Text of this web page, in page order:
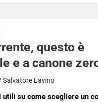
questo è
e a canone
Salvatore Lavino
utili su come scegliere un